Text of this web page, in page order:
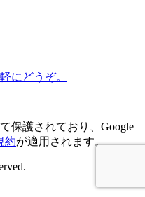
にどうぞ。
保護されており、Google
約が適用されます。